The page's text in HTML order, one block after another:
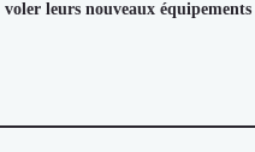
voler leurs nouveaux équipements